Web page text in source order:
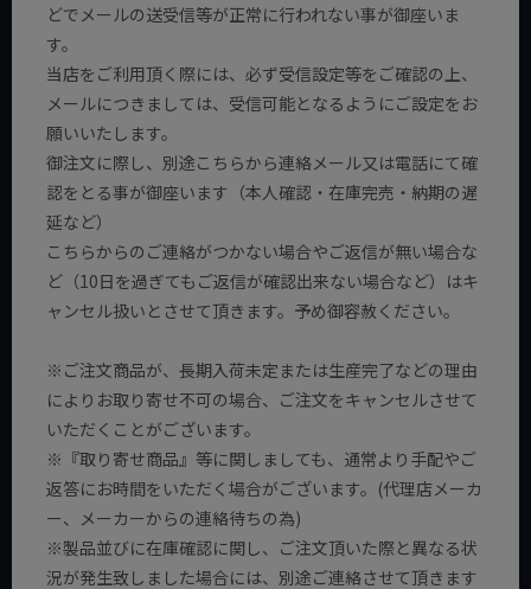
どでメールの送受信等が正常に行われない事が御座いま
す。
当店をご利用頂く際には、必ず受信設定等をご確認の上、
メールにつきましては、受信可能となるようにご設定をお
願いいたします。
御注文に際し、別途こちらから連絡メール又は電話にて確
認をとる事が御座います（本人確認・在庫完売・納期の遅
延など）
こちらからのご連絡がつかない場合やご返信が無い場合な
ど（10日を過ぎてもご返信が確認出来ない場合など）はキ
ャンセル扱いとさせて頂きます。予め御容赦ください。
※ご注文商品が、長期入荷未定または生産完了などの理由
によりお取り寄せ不可の場合、ご注文をキャンセルさせて
いただくことがございます。
※『取り寄せ商品』等に関しましても、通常より手配やご
返答にお時間をいただく場合がございます。(代理店メーカ
ー、メーカーからの連絡待ちの為)
※製品並びに在庫確認に関し、ご注文頂いた際と異なる状
況が発生致しました場合には、別途ご連絡させて頂きます